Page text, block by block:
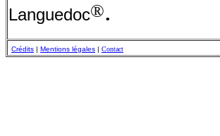
Languedoc®.
Crédits Mentions légales Contact